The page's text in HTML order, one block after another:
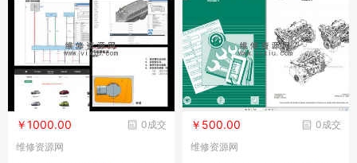
0成交
￥1000.00
维修资源网
0成交
￥500.00
维修资源网